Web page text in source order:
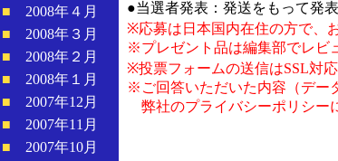
■ 2008年４月
■ 2008年３月
■ 2008年２月
■ 2008年１月
■ 2007年12月
■ 2007年11月
■ 2007年10月
●当選者発表：発送をもって発
※応募は日本国内在住の方で、
※プレゼント品は編集部でレビ
※投票フォームの送信はSSL対
※ご回答いただいた内容（デー
弊社のプライバシーポリシー